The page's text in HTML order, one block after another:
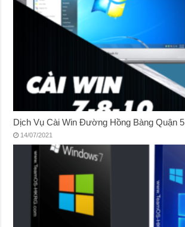
Dịch Vụ Cài Win Đường Hồng Bàng Quận 5
14/07/2021